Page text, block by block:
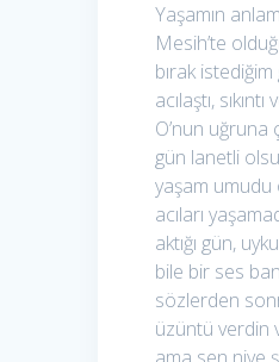
Yaşamın
Mesih’te
bırak
acılaştı,
O’nun uğruna
gün lanetli
yaşam umudu
acıları
aktığı gün,
bile bir ses
sözlerden
üzüntü verdin